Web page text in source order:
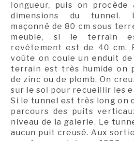
longueur, puis on procède
dimensions du tunnel.
maçonné de 80 cm sous
meuble, si le terrain
revêtement est de 40 cm.
voûte on coule un enduit de
terrain est très humide on
de zinc ou de plomb. On
sur le sol pour recueillir les
Si le tunnel est très long on
parcours des puits
niveau de la galerie. Le
aucun puit creusé. Aux